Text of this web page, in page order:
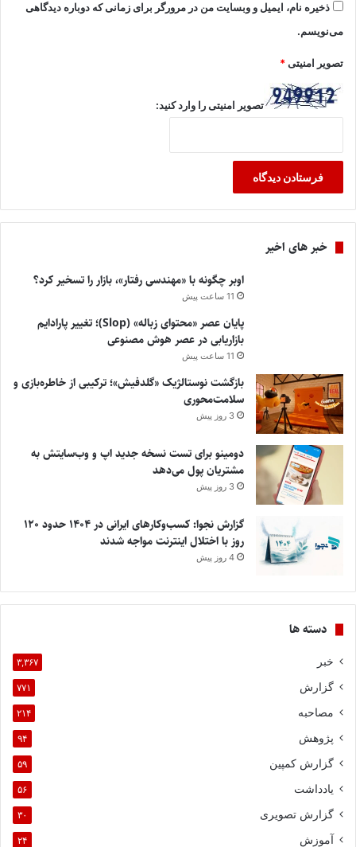
ذخیره نام، ایمیل و وبسایت من در مرورگر برای زمانی که دوباره دیدگاهی
می‌نویسم.
تصویر امنیتی*
تصویر امنیتی را وارد کنید:
خبر های اخیر
اوبر چگونه با «مهندسی رفتار»، بازار را تسخیر کرد؟
11 ساعت پیش
پایان عصر «محتوای زباله» (Slop)؛ تغییر پارادایم
بازاریابی در عصر هوش مصنوعی
11 ساعت پیش
بازگشت نوستالژیک «گلدفیش»؛ ترکیبی از خاطره‌بازی و
سلامت‌محوری
3 روز پیش
دومینو برای تست نسخه جدید اپ و وب‌سایتش به
مشتریان پول می‌دهد
3 روز پیش
گزارش نجوا: کسب‌وکارهای ایرانی در ۱۴۰۴ حدود ۱۲۰
روز با اختلال اینترنت مواجه شدند
4 روز پیش
دسته ها
خبر ۳,۳۶۷
گزارش ۷۷۱
مصاحبه ۲۱۴
پژوهش ۹۴
گزارش کمپین ۵۹
یادداشت ۵۶
گزارش تصویری ۳۰
آموزش ۲۴